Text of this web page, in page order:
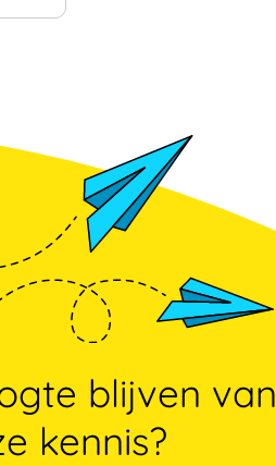
blijven van
kennis?